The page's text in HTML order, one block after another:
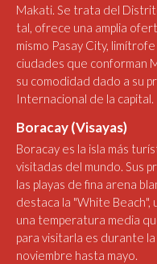
Makati. Se trata del
tal, ofrece una amplia
mismo Pasay City,
ciudades que conforman
su comodidad dado a su
Internacional de la capital.
Boracay (Visayas)
Boracay es la isla más
visitadas del mundo. Sus
las playas de fina arena
destaca la "White Beach",
una temperatura media
para visitarla es durante
noviembre hasta mayo.